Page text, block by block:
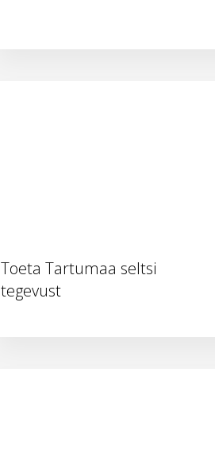
Toeta Tartumaa seltsi
tegevust